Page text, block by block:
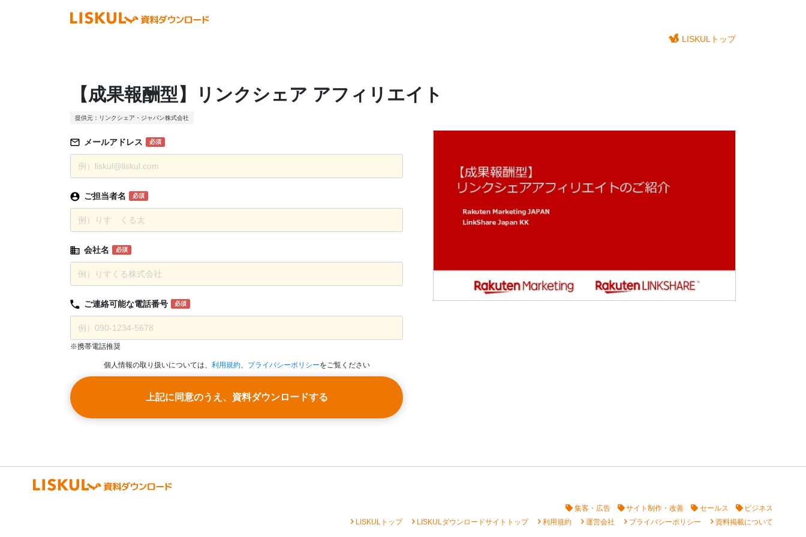
LISKULトップ
【成果報酬型】リンクシェア アフィリエイト
提供元：リンクシェア・ジャパン株式会社
メールアドレス 必須
ご担当者名 必須
会社名 必須
ご連絡可能な電話番号 必須
※携帯電話推奨
個人情報の取り扱いについては、 利用規約、 プライバシーポリシーをご覧ください
上記に同意のうえ、資料ダウンロードする
集客・広告 サイト制作・改善 セールス ビジネス
chevron_rightLISKULトップ chevron_rightLISKULダウンロードサイトトップ chevron_right利用規約 chevron_right運営会社 chevron_rightプライバシーポリシー chevron_right資料掲載について